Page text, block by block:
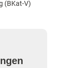
(BKat-V)